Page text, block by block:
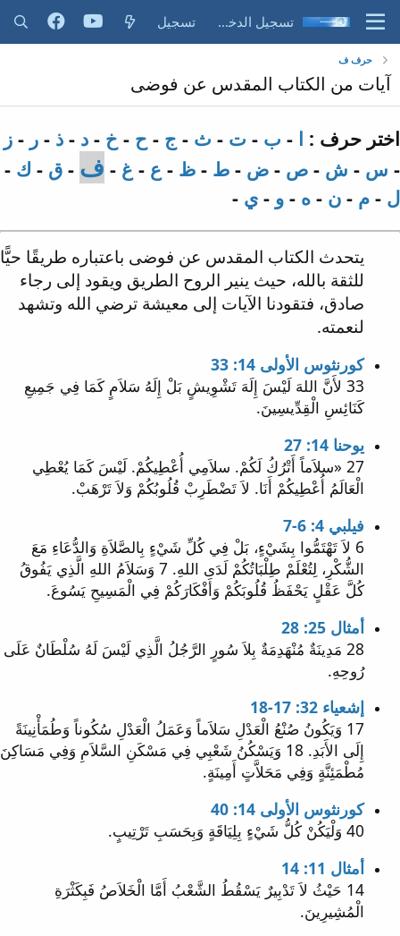
تسجيل الدخول تسجيل
حرف ف
آيات من الكتاب المقدس عن فوضى
اختر حرف : ا - ب - ت - ث - ج - ح - خ - د - ذ - ر - ز
- س - ش - ص - ض - ط - ظ - ع - غ - ف - ق - ك -
ل - م - ن - ه - و - ي -
يتحدث الكتاب المقدس عن فوضى باعتباره طريقًا حيًّا
للثقة بالله، حيث ينير الروح الطريق ويقود إلى رجاء
صادق، فتقودنا الآيات إلى معيشة ترضي الله وتشهد
لنعمته.
كورنثوس الأولى 14: 33
33 لأَنَّ اللهَ لَيْسَ إِلَهَ تَشْوِيشٍ بَلْ إِلَهُ سَلاَمٍ كَمَا فِي جَمِيعِ
كَنَائِسِ الْقِدِّيسِينَ.
يوحنا 14: 27
27 «سلاَماً أَتْرُكُ لَكُمْ. سلاَمِي أُعْطِيكُمْ. لَيْسَ كَمَا يُعْطِي
الْعَالَمُ أُعْطِيكُمْ أَنَا. لاَ تَضْطَرِبْ قُلُوبُكُمْ وَلاَ تَرْهَبْ.
فيلبي 4: 6-7
6 لاَ تَهْتَمُّوا بِشَيْءٍ، بَلْ فِي كُلِّ شَيْءٍ بِالصَّلاَةِ وَالدُّعَاءِ مَعَ
الشُّكْرِ، لِتُعْلَمْ طِلْبَاتُكُمْ لَدَى اللهِ. 7 وَسَلاَمُ اللهِ الَّذِي يَفُوقُ
كُلَّ عَقْلٍ يَحْفَظُ قُلُوبَكُمْ وَأَفْكَارَكُمْ فِي الْمَسِيحِ يَسُوعَ.
أمثال 25: 28
28 مَدِينَةٌ مُنْهَدِمَةٌ بِلاَ سُورٍ الرَّجُلُ الَّذِي لَيْسَ لَهُ سُلْطَانٌ عَلَى
رُوحِهِ.
إشعياء 32: 17-18
17 وَيَكُونُ صُنْعُ الْعَدْلِ سَلاَماً وَعَمَلُ الْعَدْلِ سُكُوناً وَطُمَأْنِينَةً
إِلَى الأَبَدِ. 18 وَيَسْكُنُ شَعْبِي فِي مَسْكَنِ السَّلاَمِ وَفِي مَسَاكِنَ
مُطْمَئِنَّةٍ وَفِي مَحَلاَّتٍ أَمِينَةٍ.
كورنثوس الأولى 14: 40
40 وَلْيَكُنْ كُلُّ شَيْءٍ بِلِيَاقَةٍ وَبِحَسَبِ تَرْتِيبٍ.
أمثال 11: 14
14 حَيْثُ لاَ تَدْبِيرٌ يَسْقُطُ الشَّعْبُ أَمَّا الْخَلاَصُ فَبِكَثْرَةِ
الْمُشِيرِينَ.